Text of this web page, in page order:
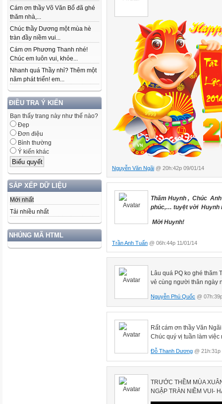
Cám ơn thầy Võ Văn Bổ đã ghé
thăm nhà,...
Chúc thầy Dương một mùa hè
tràn đầy niềm vui...
Cám ơn Phương Thanh nhé!
Chúc em luôn vui, khỏe...
Nhanh quá Thầy nhỉ? Thêm một
năm phát triển! em...
ĐIỀU TRA Ý KIẾN
Bạn thấy trang này như thế nào?
Đẹp
Đơn điệu
Bình thường
Ý kiến khác
SẮP XẾP DỮ LIỆU
Mới nhất
Tải nhiều nhất
NHÚNG MÃ HTML
Nguyễn Văn Ngãi @ 20h:42p 09/01/14
Thăm Huynh , Chúc
phúc,… tuyệt vời Huynh
Mời Huynh!
Trần Anh Tuấn @ 06h:44p 11/01/14
Lâu quá PQ ko ghé thăm
vẻ cùng người thân ngày
Nguyễn Phú Quốc @
Rất cám ơn thầy Văn
Chúc quý vị tuần làm
Đỗ Thanh Dương @ 21h:31p
TRƯỚC THỀM MÙA
NGẬP TRÀN NIỀM VUI-